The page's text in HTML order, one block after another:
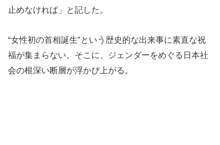
止めなければ」と記した。
“女性初の首相誕生”という歴史的な出来事に素直な祝
福が集まらない。そこに、ジェンダーをめぐる日本社
会の根深い断層が浮かび上がる。